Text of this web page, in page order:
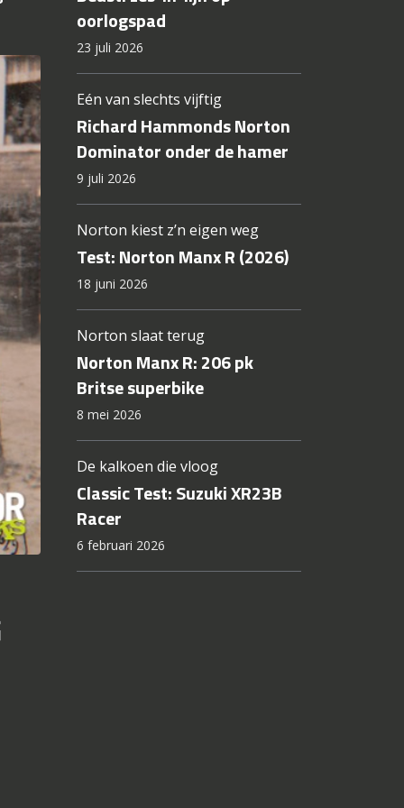
Gerelateerde artikelen
Test Honda CBX666 The
Beast: zes-in-lijn op
oorlogspad
23 juli 2026
Eén van slechts vijftig
Richard Hammonds Norton
Dominator onder de hamer
Norton kiest z’n eigen weg
Test: Norton Manx R (2026)
18 juni 2026
Norton slaat terug
Norton Manx R: 206 pk
Britse superbike
8 mei 2026